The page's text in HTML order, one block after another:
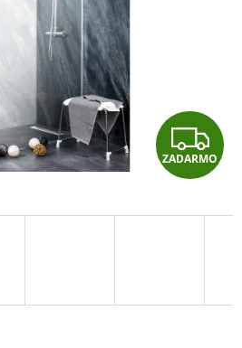
Z
A
D
ZADARMO